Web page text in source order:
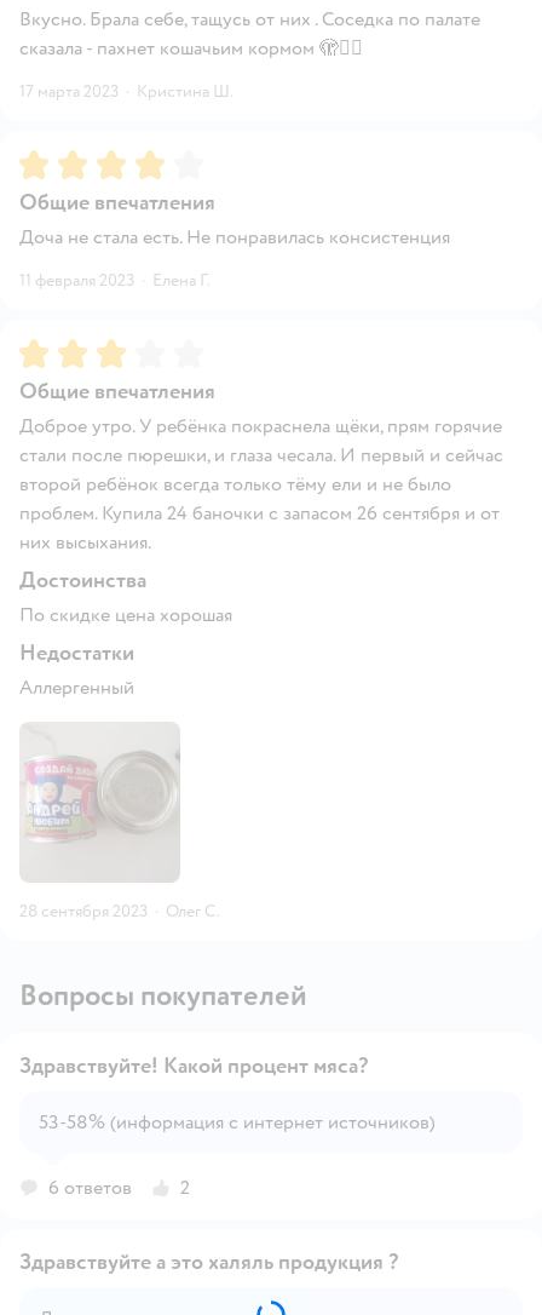
Вкусно. Брала себе, тащусь от них . Соседка по палате
сказала - пахнет кошачьим кормом 🫣😶‍🌫️
17 марта 2023 · Кристина Ш.
Рейтинг:4
Общие впечатления
Доча не стала есть. Не понравилась консистенция
11 февраля 2023 · Елена Г.
Рейтинг:3
Общие впечатления
Доброе утро. У ребёнка покраснела щёки, прям горячие
стали после пюрешки, и глаза чесала. И первый и сейчас
второй ребёнок всегда только тёму ели и не было
проблем. Купила 24 баночки с запасом 26 сентября и от
них высыхания.
Достоинства
По скидке цена хорошая
Недостатки
Аллергенный
28 сентября 2023 · Олег С.
Вопросы покупателей
Открыть вопрос
Здравствуйте! Какой процент мяса?
53-58% (информация с интернет источников)
6 ответов 2
Здравствуйте а это халяль продукция ?